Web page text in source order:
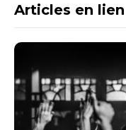
Articles en lien